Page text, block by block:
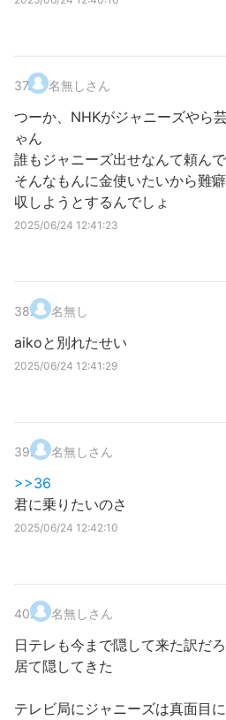
37. 名無しさん
つーか、NHKがジャニーズやら
ゃん
誰もジャニーズ出せなんて頼ん
そんなもんに金使いたいから難
収しようとするんでしょ
2025/06/24 12:41:23
38. 名無し
aikoと別れたせい
2025/06/24 12:41:29
39. 名無しさん
>>36
君に乗りたいのさ
2025/06/24 12:42:10
40. 名無しさん
日テレも今まで隠して来た訳だ
居て隠してきた
テレビ局にジャニーズは真面目